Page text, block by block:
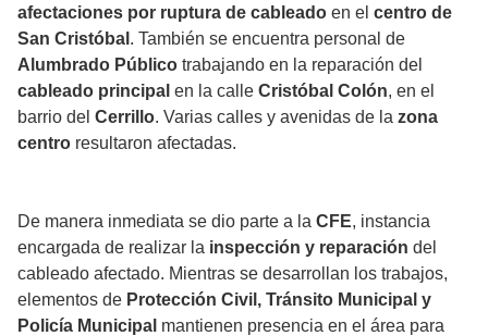
afectaciones por ruptura de cableado en el centro de
San Cristóbal . También se encuentra personal de
Alumbrado Público trabajando en la reparación del
cableado principal en la calle Cristóbal Colón, en el
barrio del Cerrillo. Varias calles y avenidas de la zona
centro resultaron afectadas.
De manera inmediata se dio parte a la CFE, instancia
encargada de realizar la inspección y reparación del
cableado afectado. Mientras se desarrollan los trabajos,
elementos de Protección Civil, Tránsito Municipal y
Policía Municipal mantienen presencia en el área para